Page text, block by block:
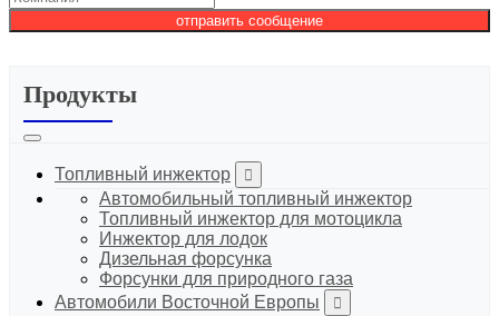
отправить сообщение
Продукты
Топливный инжектор
Автомобильный топливный инжектор
Топливный инжектор для мотоцикла
Инжектор для лодок
Дизельная форсунка
Форсунки для природного газа
Автомобили Восточной Европы